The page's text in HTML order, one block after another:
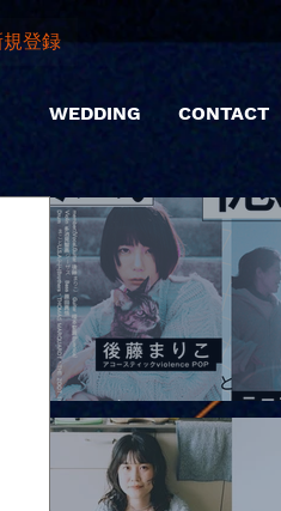
登録
WEDDING CONTACT
2026.08.10 |【観覧】「巷のmyストーリ
アコースティックviolence POPとテニスコ